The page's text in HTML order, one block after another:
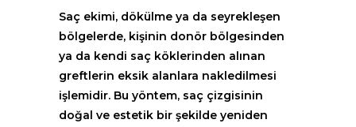
Saç ekimi, dökülme ya da seyrekleşen
bölgelerde, kişinin donör bölgesinden
ya da kendi saç köklerinden alınan
greftlerin eksik alanlara nakledilmesi
işlemidir. Bu yöntem, saç çizgisinin
doğal ve estetik bir şekilde yeniden